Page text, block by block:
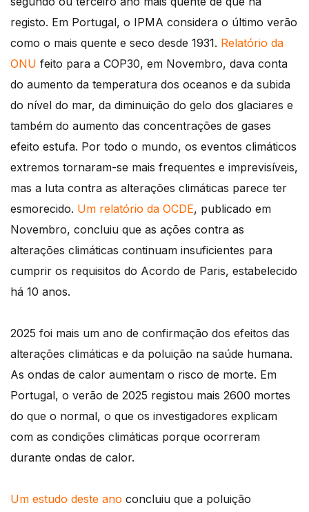
registo. Em Portugal, o IPMA considera o último verão
como o mais quente e seco desde 1931. Relatório da
ONU feito para a COP30, em Novembro, dava conta
do aumento da temperatura dos oceanos e da subida
do nível do mar, da diminuição do gelo dos glaciares e
também do aumento das concentrações de gases
efeito estufa. Por todo o mundo, os eventos climáticos
extremos tornaram-se mais frequentes e imprevisíveis,
mas a luta contra as alterações climáticas parece ter
esmorecido. Um relatório da OCDE, publicado em
Novembro, concluiu que as ações contra as
alterações climáticas continuam insuficientes para
cumprir os requisitos do Acordo de Paris, estabelecido
há 10 anos.
2025 foi mais um ano de confirmação dos efeitos das
alterações climáticas e da poluição na saúde humana.
As ondas de calor aumentam o risco de morte. Em
Portugal, o verão de 2025 registou mais 2600 mortes
do que o normal, o que os investigadores explicam
com as condições climáticas porque ocorreram
durante ondas de calor.
Um estudo deste ano concluiu que a poluição